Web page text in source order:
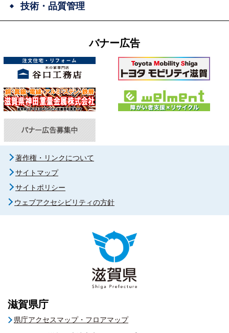
技術・品質管理
バナー広告
著作権・リンクについて
サイトマップ
サイトポリシー
ウェブアクセシビリティの方針
滋賀県庁
県庁アクセスマップ・フロアマップ